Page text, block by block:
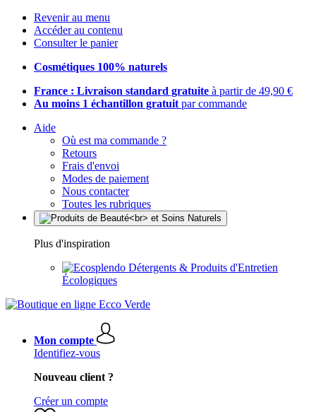
Revenir au menu
Accéder au contenu
Consulter le panier
Cosmétiques 100% naturels
France : Livraison standard gratuite à partir de 49,90 €
Au moins 1 échantillon gratuit par commande
Aide
Où est ma commande ?
Retours
Frais d'envoi
Modes de paiement
Nous contacter
Toutes les rubriques
Plus d'inspiration
Détergents & Produits d'Entretien
Écologiques
Mon compte
Identifiez-vous
Nouveau client ?
Créer un compte